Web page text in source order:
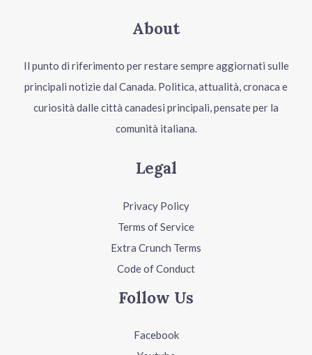
About
Il punto di riferimento per restare sempre aggiornati sulle
principali notizie dal Canada. Politica, attualità, cronaca e
curiosità dalle città canadesi principali, pensate per la
comunità italiana.
Legal
Privacy Policy
Terms of Service
Extra Crunch Terms
Code of Conduct
Follow Us
Facebook